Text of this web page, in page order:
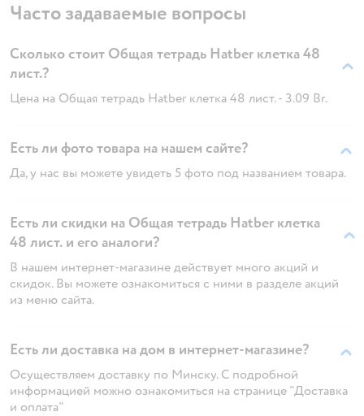
Часто задаваемые вопросы
Сколько стоит Общая тетрадь Hatber клетка 48
лист.?
Цена на Общая тетрадь Hatber клетка 48 лист. - 3.09 Br.
Есть ли фото товара на нашем сайте?
Да, у нас вы можете увидеть 5 фото под названием товара.
Есть ли скидки на Общая тетрадь Hatber клетка
48 лист. и его аналоги?
В нашем интернет-магазине действует много акций и
скидок. Вы можете ознакомиться с ними в разделе акций
из меню сайта.
Есть ли доставка на дом в интернет-магазине?
Осуществляем доставку по Минску. С подробной
информацией можно ознакомиться на странице "Доставка
и оплата"